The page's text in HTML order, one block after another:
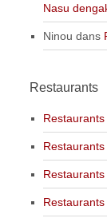
Nasu
Ninou dans
Restaurants